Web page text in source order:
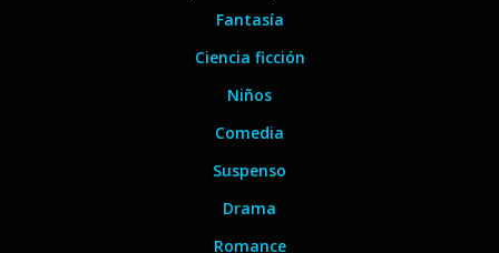
Fantasía
Ciencia ficción
Niños
Comedia
Suspenso
Drama
Romance